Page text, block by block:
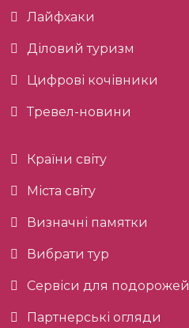
Лайфхаки
Діловий туризм
Цифрові кочівники
Тревел-новини
Країни світу
Міста світу
Визначні памятки
Вибрати тур
Сервіси для подорожей
Партнерські огляди